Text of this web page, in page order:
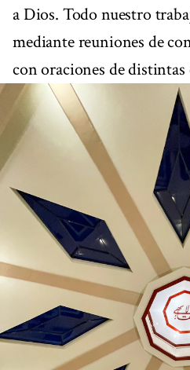
a Dios. Todo nuestro
mediante reuniones de
con oraciones de distintas